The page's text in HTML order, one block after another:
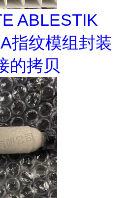
ABLESTIK
指纹模组封装
的拷贝